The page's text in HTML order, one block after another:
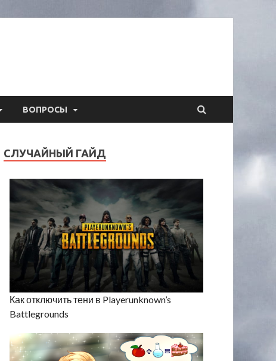
ВОПРОСЫ
СЛУЧАЙНЫЙ ГАЙД
Как отключить тени в Playerunknown’s
Battlegrounds